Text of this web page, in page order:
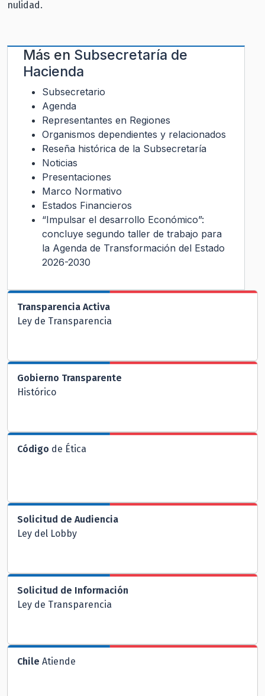
nulidad.
Más en Subsecretaría de
Hacienda
Subsecretario
Agenda
Representantes en Regiones
Organismos dependientes y relacionados
Reseña histórica de la Subsecretaría
Noticias
Presentaciones
Marco Normativo
Estados Financieros
“Impulsar el desarrollo Económico”:
concluye segundo taller de trabajo para
la Agenda de Transformación del Estado
2026-2030
Transparencia Activa
Ley de Transparencia
Gobierno Transparente
Histórico
Código de Ética
Solicitud de Audiencia
Ley del Lobby
Solicitud de Información
Ley de Transparencia
Chile Atiende